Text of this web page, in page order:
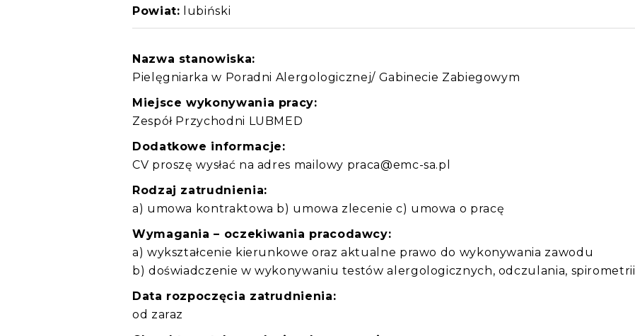
Powiat:
lubiński
Nazwa stanowiska:
Pielęgniarka w Poradni Alergologicznej/ Gabinecie Zabiegowym
Miejsce wykonywania pracy:
Zespół Przychodni LUBMED
Dodatkowe informacje:
CV proszę wysłać na adres mailowy praca@emc-sa.pl
Rodzaj zatrudnienia:
a) umowa kontraktowa b) umowa zlecenie c) umowa o pracę
Wymagania – oczekiwania pracodawcy:
a) wykształcenie kierunkowe oraz aktualne prawo do wykonywania zawodu
b) doświadczenie w wykonywaniu testów alergologicznych, odczulania, spirometrii
Data rozpoczęcia zatrudnienia:
od zaraz